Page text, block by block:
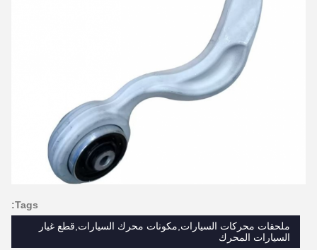
Tags:
ملحقات محركات السيارات,مكونات محرك السيارات,قطع غيار
السيارات المحرك